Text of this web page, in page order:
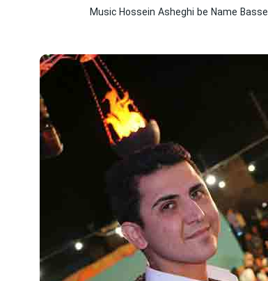
Music Hossein Asheghi be Name Basse